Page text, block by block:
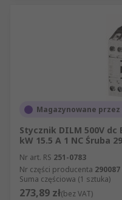
Magazynowane
Stycznik DILM 500V
kW 15.5 A 1 NC Śruba
Nr art. RS 251-0783
Nr części producenta
Suma częściowa (1 sztuka)
273,89 zł(bez VAT)